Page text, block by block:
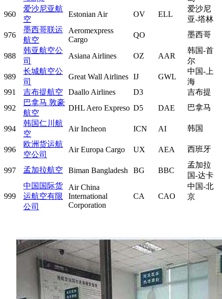
960
爱沙尼亚航
空
Estonian Air OV ELL
爱沙尼
亚-塔林
976
墨西哥联运
航空
Aeromexpress
Cargo
QO 墨西哥
988
韩亚航空公
司
Asiana Airlines OZ AAR
韩国-首
尔
989
长城航空公
司
Great Wall Airlines IJ GWL
中国-上
海
991
吉布提航空 Daallo Airlines D3
吉布提
992
巴拿马 敦豪
航空
DHL Aero Expreso D5 DAE 巴拿马
994
韩国仁川航
空
Air Incheon ICN AI 韩国
996
欧洲货运航
空公司
Air Europa Cargo UX AEA 西班牙
997 孟加拉航空 Biman Bangladesh BG BBC
孟加拉
国-达卡
999
中国国际货
运航空有限
公司
Air China
International
Corporation
CA CAO
中国-北
京